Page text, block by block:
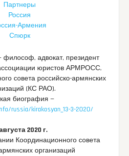
Партнеры
Россия
Армения
Спюрк
философ, адвокат, президент
юристов АРМРОСС,
совета российско-армянских
(КС РАО).
биография —
russia/kirakosyan_13-3-2020/
2020 г.
Координационного совета
организаций